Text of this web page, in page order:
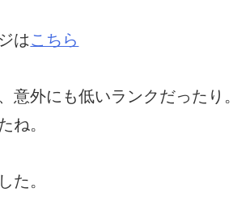
はこちら
意外にも低いランクだったり。
ね。
た。